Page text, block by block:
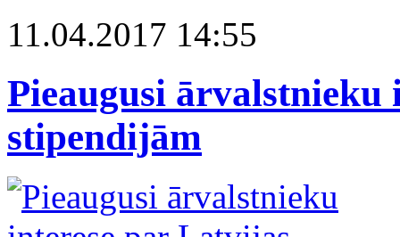
11.04.2017 14:55
Pieaugusi ārvalstnieku
stipendijām